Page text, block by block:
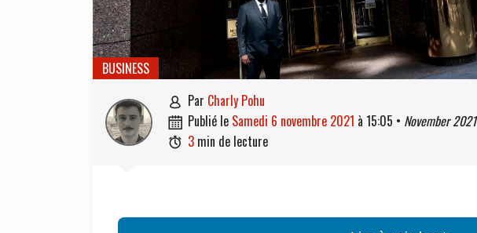
BUSINESS
 par Charly Pohu
 publié le samedi 6 novembre 2021 à 15:05 • November 2021
 3 min de lecture